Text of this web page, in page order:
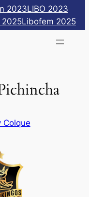
2023LIBO 2023
2025Libofem 2025
Colque